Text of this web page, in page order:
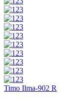
Timo Ilma-902 R